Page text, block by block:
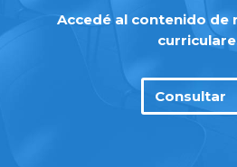
Accedé al contenido de
Consultar